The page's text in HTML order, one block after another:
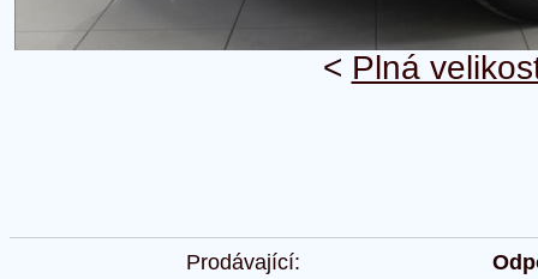
< Plná
Prodávající: